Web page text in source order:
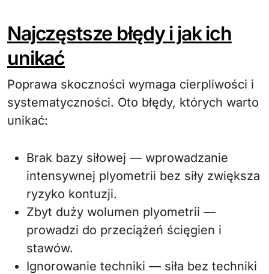
Najczęstsze błędy i jak ich
unikać
Poprawa skoczności wymaga cierpliwości i
systematyczności. Oto błędy, których warto
unikać:
Brak bazy siłowej — wprowadzanie
intensywnej plyometrii bez siły zwiększa
ryzyko kontuzji.
Zbyt duży wolumen plyometrii —
prowadzi do przeciążeń ścięgien i
stawów.
Ignorowanie techniki — siła bez techniki